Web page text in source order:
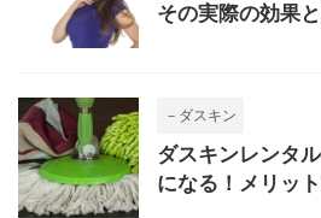
その実際の効果
－ダスキン
ダスキンレンタ
になる！メリッ